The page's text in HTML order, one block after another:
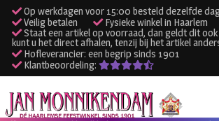
Op werkdagen voor 15:00 besteld dezelfde
Veilig betalen
Fysieke winkel in Haarlem
Staat een artikel op voorraad, dan geldt dit ook
kunt u het direct afhalen, tenzij bij het artikel
Hofleverancier: een begrip sinds 1901
Klantbeoordeling:
Ga
door
Ga
naar